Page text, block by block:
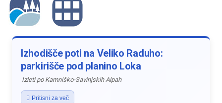
Izhodišče poti na Veliko Raduho:
parkirišče pod planino Loka
Izleti po Kamniško-Savinjskih Alpah
Pritisni za več